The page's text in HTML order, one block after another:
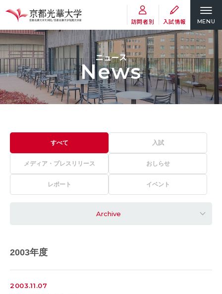
訪問者別 入試情報 MENU
ニュース
News
すべて 入試
メディア・プレスリリース おしらせ
レポート イベント
Archive
2003年度
2003.11.07